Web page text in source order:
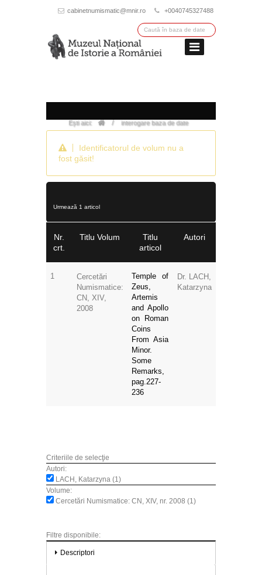
cabinetnumismatic@mnir.ro +0040745327488
Ești aici: / interogare baza de date
Identificatorul de volum nu a
fost găsit!
Urmează 1 articol
Nr.
crt.
Titlu Volum
Titlu
articol
Autori
1
Cercetări
Numismatice:
CN, XIV,
2008
Temple of
Zeus,
Artemis
and Apollo
on Roman
Coins
From Asia
Minor.
Some
Remarks,
pag.227-
236
Dr. LACH,
Katarzyna
Criteriile de selecţie
Autori:
LACH, Katarzyna (1)
Volume:
Cercetări Numismatice: CN, XIV, nr. 2008 (1)
Filtre disponibile:
Descriptori